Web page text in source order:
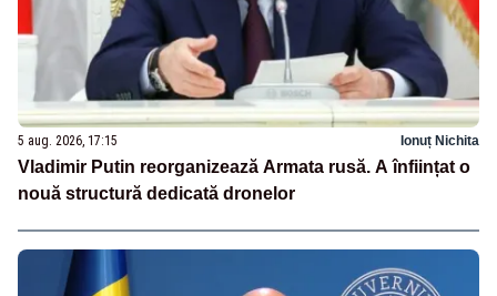
5 aug. 2026, 17:15 Ionuț Nichita
Vladimir Putin reorganizează Armata rusă. A înființat o
nouă structură dedicată dronelor